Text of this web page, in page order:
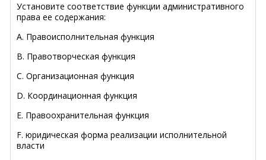
Установите соответствие функции административного
права ее содержания:
A. Правоисполнительная функция
B. Правотворческая функция
C. Организационная функция
D. Координационная функция
E. Правоохранительная функция
F. юридическая форма реализации исполнительной
власти